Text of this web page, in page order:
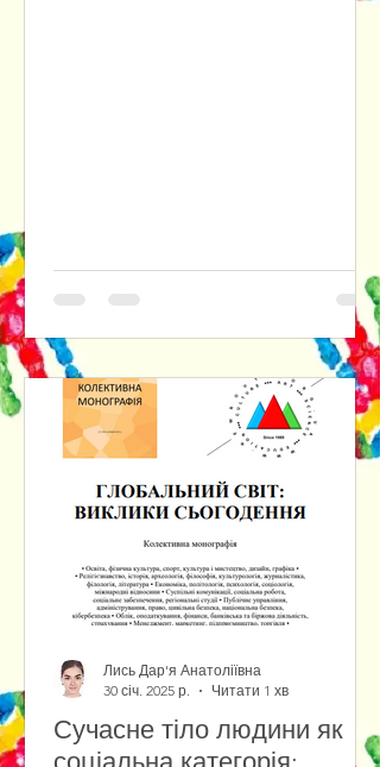
Сучасне тіло людини як
Лись Дар'я Анатоліївна
30 січ. 2025 р.
Читати 1 хв